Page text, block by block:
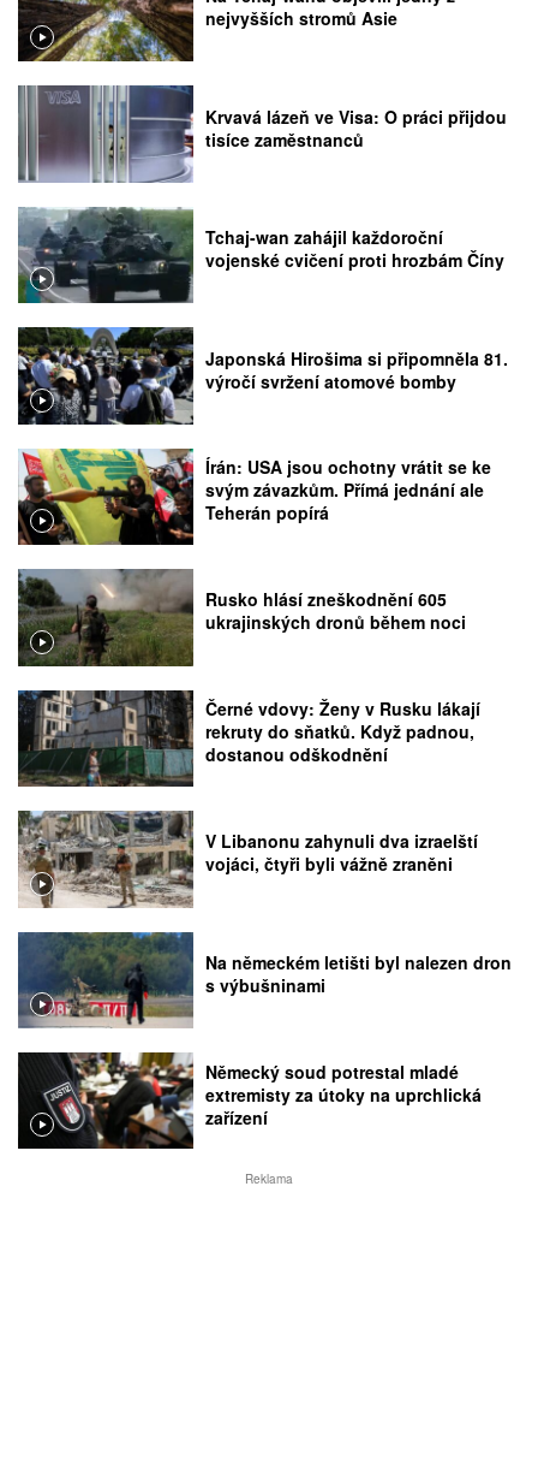
nejvyšších stromů Asie
Krvavá lázeň ve Visa: O práci přijdou
tisíce zaměstnanců
Tchaj-wan zahájil každoroční
vojenské cvičení proti hrozbám Číny
Japonská Hirošima si připomněla 81.
výročí svržení atomové bomby
Írán: USA jsou ochotny vrátit se ke
svým závazkům. Přímá jednání ale
Teherán popírá
Rusko hlásí zneškodnění 605
ukrajinských dronů během noci
Černé vdovy: Ženy v Rusku lákají
rekruty do sňatků. Když padnou,
dostanou odškodnění
V Libanonu zahynuli dva izraelští
vojáci, čtyři byli vážně zraněni
Na německém letišti byl nalezen dron
s výbušninami
Německý soud potrestal mladé
extremisty za útoky na uprchlická
zařízení
Reklama